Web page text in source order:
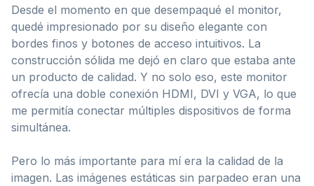
Desde el momento en que desempaqué el monitor,
quedé impresionado por su diseño elegante con
bordes finos y botones de acceso intuitivos. La
construcción sólida me dejó en claro que estaba ante
un producto de calidad. Y no solo eso, este monitor
ofrecía una doble conexión HDMI, DVI y VGA, lo que
me permitía conectar múltiples dispositivos de forma
simultánea.
Pero lo más importante para mí era la calidad de la
imagen. Las imágenes estáticas sin parpadeo eran una